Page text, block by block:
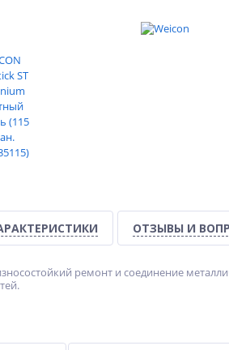
ОТЗЫВЫ И
ремонт и соединение